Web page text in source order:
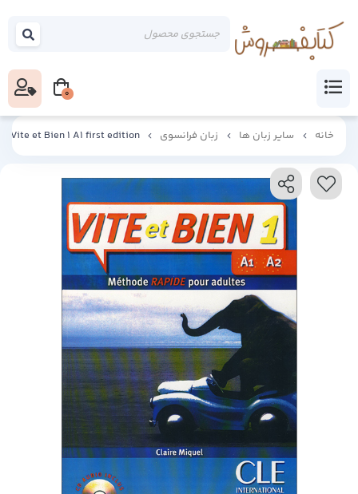
خانه سایر زبان ها زبان فرانسوی Vite et Bien 1 A1 first edition
0